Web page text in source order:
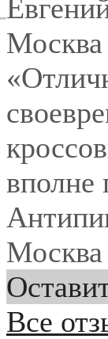
Москва
вполне
Москва
Все